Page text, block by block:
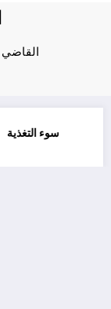
القاضي
سوء